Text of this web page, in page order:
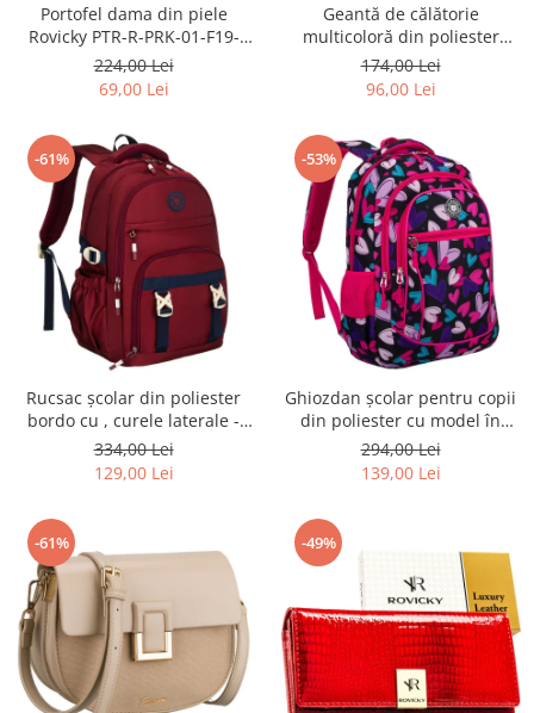
Portofel dama din piele
Rovicky PTR-R-PRK-01-F19-
2757 BE
224,00 Lei
69,00 Lei
Geantă de călătorie
multicoloră din poliester
rezistent cu port USB,
acoperită cu un model vegetal
- Rovicky PTR-R-TL15608-8831
174,00 Lei
96,00 Lei
-61%
Rucsac școlar din poliester
bordo cu , curele laterale -
Peterson PTR-PTN 8594-1402
BORDO
334,00 Lei
129,00 Lei
-53%
Ghiozdan școlar pentru copii
din poliester cu model în
formă de inimă - Peterson
PTR-PTN BIEDRONKA G54
294,00 Lei
139,00 Lei
-61% -49%